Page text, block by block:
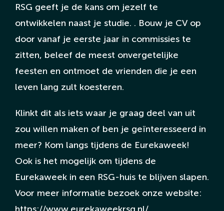
RSG geeft je de kans om jezelf te
ontwikkelen naast je studie. . Bouw je CV op
door vanaf je eerste jaar in commissies te
zitten, beleef de meest onvergetelijke
feesten en ontmoet de vrienden die je een
leven lang zult koesteren.
Klinkt dit als iets waar je graag deel van uit
zou willen maken of ben je geïnteresseerd in
meer? Kom langs tijdens de Eurekaweek!
Ook is het mogelijk om tijdens de
Eurekaweek in een RSG-huis te blijven slapen.
Voor meer informatie bezoek onze website: